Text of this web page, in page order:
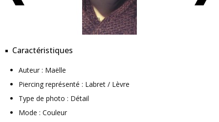
Caractéristiques
Auteur : Maëlle
Piercing représenté : Labret / Lèvre
Type de photo : Détail
Mode : Couleur